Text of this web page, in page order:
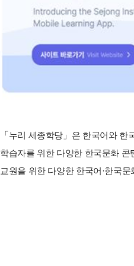
「누리 세종학당」은 한국어와
학습자를 위한 다양한 한국문화
교원을 위한 다양한 한국어·한국